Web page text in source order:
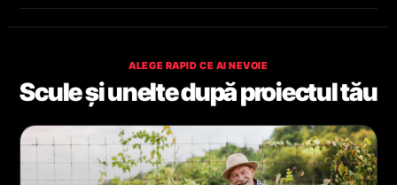
ALEGE RAPID CE AI NEVOIE
Scule și unelte după proiectul tău